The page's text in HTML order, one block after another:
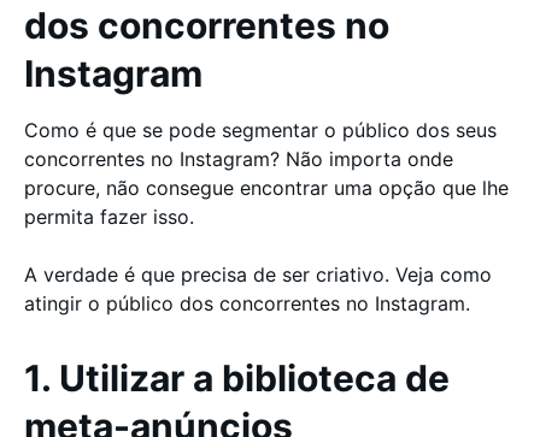
dos concorrentes no
Instagram
Como é que se pode segmentar o público dos seus
concorrentes no Instagram? Não importa onde
procure, não consegue encontrar uma opção que lhe
permita fazer isso.
A verdade é que precisa de ser criativo. Veja como
atingir o público dos concorrentes no Instagram.
1. Utilizar a biblioteca de
meta-anúncios